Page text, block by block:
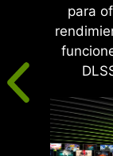
para